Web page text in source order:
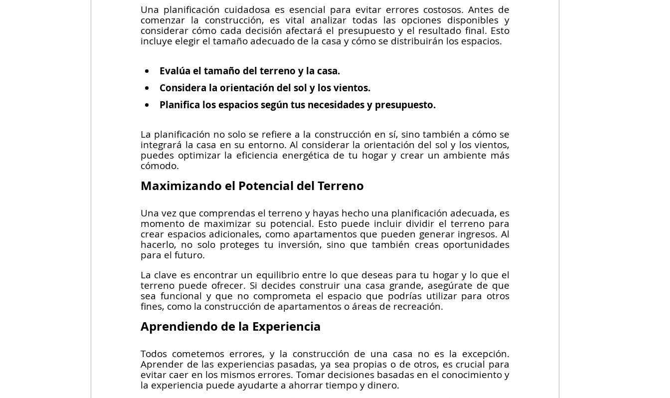
Una planificación cuidadosa es esencial para evitar errores costosos. Antes de
comenzar la construcción, es vital analizar todas las opciones disponibles y
considerar cómo cada decisión afectará el presupuesto y el resultado final. Esto
incluye elegir el tamaño adecuado de la casa y cómo se distribuirán los espacios.
Evalúa el tamaño del terreno y la casa.
Considera la orientación del sol y los vientos.
Planifica los espacios según tus necesidades y presupuesto.
La planificación no solo se refiere a la construcción en sí, sino también a cómo se
integrará la casa en su entorno. Al considerar la orientación del sol y los vientos,
puedes optimizar la eficiencia energética de tu hogar y crear un ambiente más
cómodo.
Maximizando el Potencial del Terreno
Una vez que comprendas el terreno y hayas hecho una planificación adecuada, es
momento de maximizar su potencial. Esto puede incluir dividir el terreno para
crear espacios adicionales, como apartamentos que pueden generar ingresos. Al
hacerlo, no solo proteges tu inversión, sino que también creas oportunidades
para el futuro.
La clave es encontrar un equilibrio entre lo que deseas para tu hogar y lo que el
terreno puede ofrecer. Si decides construir una casa grande, asegúrate de que
sea funcional y que no comprometa el espacio que podrías utilizar para otros
fines, como la construcción de apartamentos o áreas de recreación.
Aprendiendo de la Experiencia
Todos cometemos errores, y la construcción de una casa no es la excepción.
Aprender de las experiencias pasadas, ya sea propias o de otros, es crucial para
evitar caer en los mismos errores. Tomar decisiones basadas en el conocimiento y
la experiencia puede ayudarte a ahorrar tiempo y dinero.